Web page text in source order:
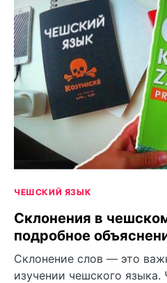
ЧЕШСКИЙ ЯЗЫК
Склонения в
подробное
Склонение слов — это
изучении чешского